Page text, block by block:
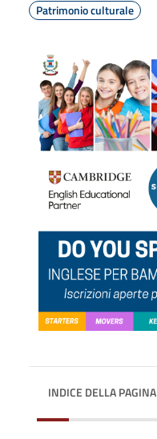
Patrimonio culturale
INDICE DELLA PAGINA